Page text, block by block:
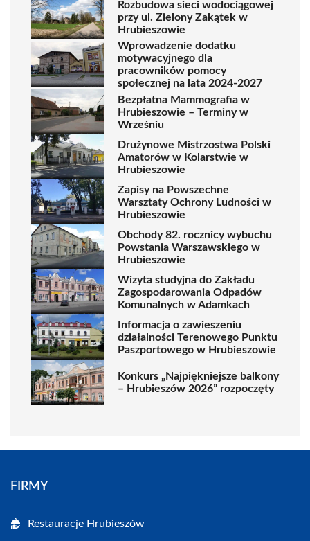
Rozbudowa sieci wodociągowej
przy ul. Zielony Zakątek w
Hrubieszowie
Wprowadzenie dodatku
motywacyjnego dla
pracowników pomocy
społecznej na lata 2024-2027
Bezpłatna Mammografia w
Hrubieszowie – Terminy w
Wrześniu
Drużynowe Mistrzostwa Polski
Amatorów w Kolarstwie w
Hrubieszowie
Zapisy na Powszechne
Warsztaty Ochrony Ludności w
Hrubieszowie
Obchody 82. rocznicy wybuchu
Powstania Warszawskiego w
Hrubieszowie
Wizyta studyjna do Zakładu
Zagospodarowania Odpadów
Komunalnych w Adamkach
Informacja o zawieszeniu
działalności Terenowego Punktu
Paszportowego w Hrubieszowie
Konkurs „Najpiękniejsze balkony
– Hrubieszów 2026” rozpoczęty
FIRMY
Restauracje Hrubieszów